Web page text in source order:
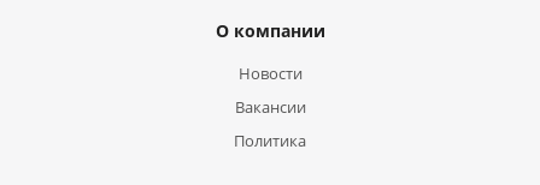
О компании
Новости
Вакансии
Политика